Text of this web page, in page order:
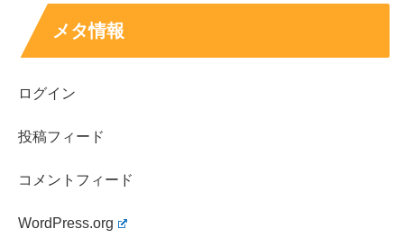
『Viivo』の公式ホームページにスリーサイズが記載され
ていました。
スリーサイズ：
メタ情報
ログイン
投稿フィード
コメントフィード
WordPress.org